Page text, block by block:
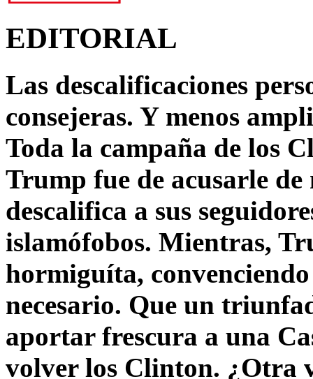
EDITORIAL
Las descalificaciones
consejeras. Y menos
Toda la campaña de los
Trump fue de acusarle
descalifica a sus
islamófobos. Mientras,
hormiguíta,
necesario. Que un
aportar frescura a una
volver los Clinton. ¿Otra